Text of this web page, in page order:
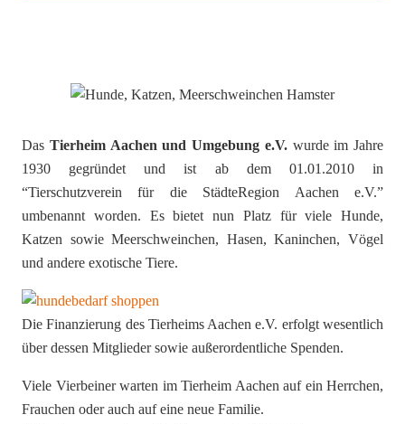
Das Tierheim Aachen und Umgebung e.V.wurde im Jahre
1930 gegründet und ist ab dem 01.01.2010 in
“Tierschutzverein für die StädteRegion Aachen e.V.”
umbenannt worden. Es bietet nun Platz für viele Hunde,
Katzen sowie Meerschweinchen, Hasen, Kaninchen, Vögel
und andere exotische Tiere.
Die Finanzierung des Tierheims Aachen e.V. erfolgt wesentlich
über dessen Mitglieder sowie außerordentliche Spenden.
Viele Vierbeiner warten im Tierheim Aachen auf ein Herrchen,
Frauchen oder auch auf eine neue Familie.